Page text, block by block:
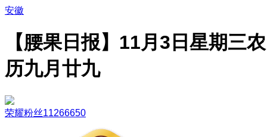
安徽
【腰果日报】11月3日星期三农
历九月廿九
荣耀粉丝11266650